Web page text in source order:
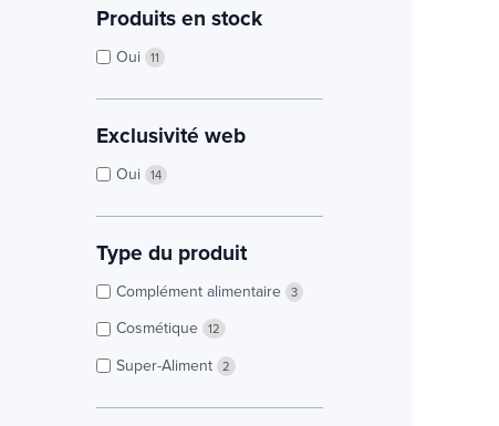
Produits en stock
Oui 11
Exclusivité web
Oui 14
Type du produit
Complément alimentaire 3
Cosmétique 12
Super-Aliment 2